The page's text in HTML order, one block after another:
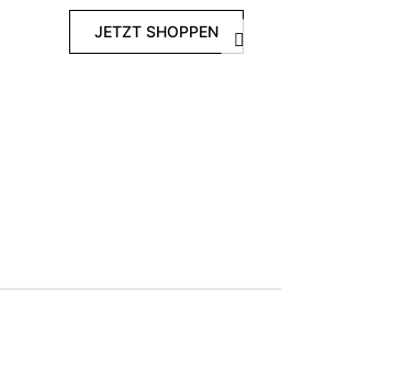
Weiter
JETZT SHOPPEN